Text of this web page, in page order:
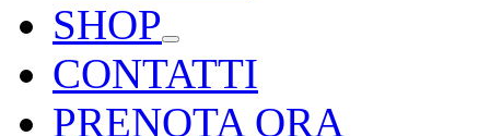
SHOP
CONTATTI
PRENOTA ORA